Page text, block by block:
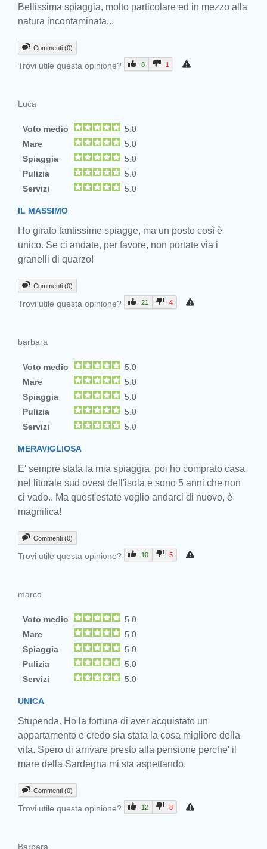
Bellissima spiaggia, molto particolare ed in mezzo alla
natura incontaminata...
Commenti (0)
Trovi utile questa opinione? 8 1
Luca
Voto medio
5.0
Mare
5.0
Spiaggia
5.0
Pulizia
5.0
Servizi
5.0
IL MASSIMO
Ho girato tantissime spiagge, ma un posto così è
unico. Se ci andate, per favore, non portate via i
granelli di quarzo!
Commenti (0)
Trovi utile questa opinione? 21 4
barbara
Voto medio
5.0
Mare
5.0
Spiaggia
5.0
Pulizia
5.0
Servizi
5.0
MERAVIGLIOSA
E' sempre stata la mia spiaggia, poi ho comprato casa
nel litorale sud ovest dell'isola e sono 5 anni che non
ci vado.. Ma quest'estate voglio andarci di nuovo, è
magnifica!
Commenti (0)
Trovi utile questa opinione? 10 5
marco
Voto medio
5.0
Mare
5.0
Spiaggia
5.0
Pulizia
5.0
Servizi
5.0
UNICA
Stupenda. Ho la fortuna di aver acquistato un
appartamento e credo sia stata la cosa migliore della
vita. Spero di arrivare presto alla pensione perche' il
mare della Sardegna mi sta aspettando.
Commenti (0)
Trovi utile questa opinione? 12 8
Barbara